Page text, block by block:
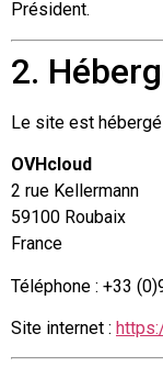
Président.
2.
Le site est hébergé
OVHcloud
2 rue Kellermann
59100 Roubaix
France
Téléphone : +33
Site internet :